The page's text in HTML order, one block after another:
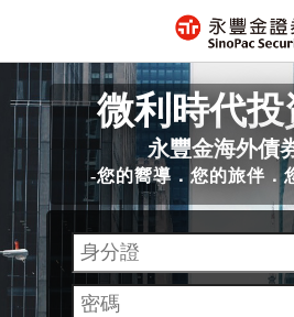
微利時代投
永豐金海外債
-您的嚮導．您的旅伴．